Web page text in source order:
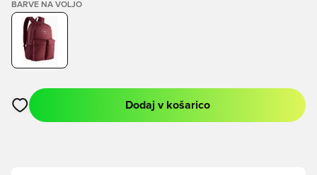
BARVE NA VOLJO
Odpre Modal za prijavo ali vpis kot član
Dodaj v košarico